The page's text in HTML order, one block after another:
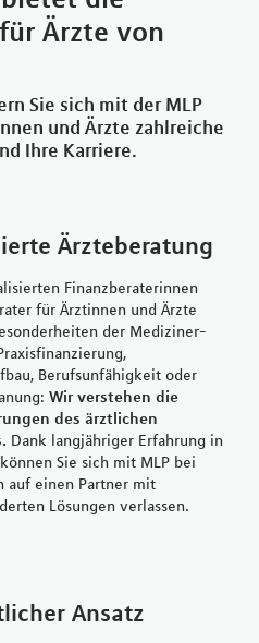
Ärzte von
Sie sich mit der MLP
und Ärzte zahlreiche
Ihre Karriere.
Ärzteberatung
Finanzberaterinnen
für Ärztinnen und Ärzte
der Mediziner-
Berufsunfähigkeit oder
Wir verstehen die
des ärztlichen
Dank langjähriger Erfahrung in
Sie sich mit MLP bei
auf einen Partner mit
Lösungen verlassen.
Ansatz